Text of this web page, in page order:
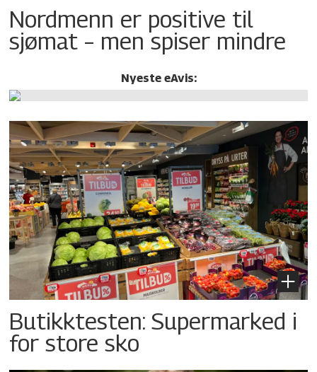
Nordmenn er positive til
sjømat – men spiser mindre
Nyeste eAvis:
Butikktesten: Supermarked i
for store sko